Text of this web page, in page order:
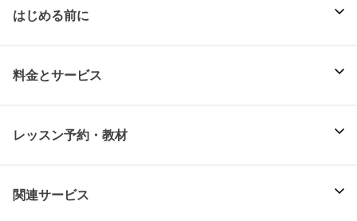
はじめる前に
料金とサービス
レッスン予約・教材
関連サービス